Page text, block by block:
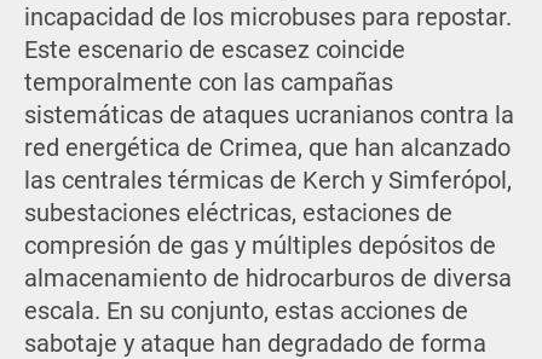
incapacidad de los microbuses para repostar.
Este escenario de escasez coincide
temporalmente con las campañas
sistemáticas de ataques ucranianos contra la
red energética de Crimea, que han alcanzado
las centrales térmicas de Kerch y Simferópol,
subestaciones eléctricas, estaciones de
compresión de gas y múltiples depósitos de
almacenamiento de hidrocarburos de diversa
escala. En su conjunto, estas acciones de
sabotaje y ataque han degradado de forma